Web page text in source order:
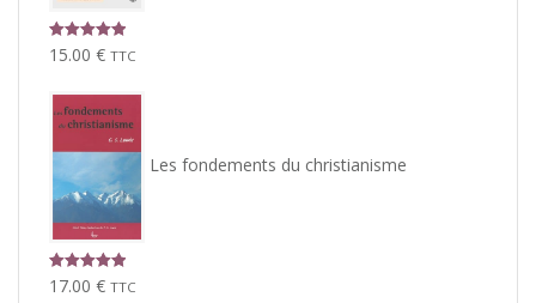
Note 5.00
15.00 € TTC
Les fondements du christianisme
Note 5.00
17.00 € TTC